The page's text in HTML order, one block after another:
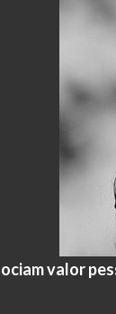
valor